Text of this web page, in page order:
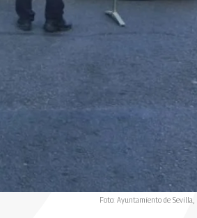
Foto: Ayuntamiento de Sevilla,